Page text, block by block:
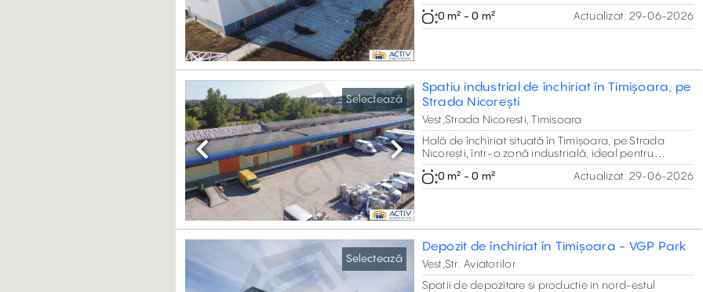
si conexiune rapida catre autostrada A1.
0 m² - 0 m²
Actualizat: 29-06-2026
Selectează
Previous Next
Spatiu industrial de închiriat în Timișoara, pe
Strada Nicorești
Vest,Strada Nicoresti, Timisoara
Hală de închiriat situată în Timișoara, pe Strada
Nicorești, într-o zonă industrială, ideal pentru
activități de depozitare, producție, logistică sau
distribuție
0 m² - 0 m² Actualizat: 29-06-2026
Selectează
Depozit de închiriat în Timișoara - VGP Park
Vest,Str. Aviatorilor
Spatii de depozitare si productie in nord-estul